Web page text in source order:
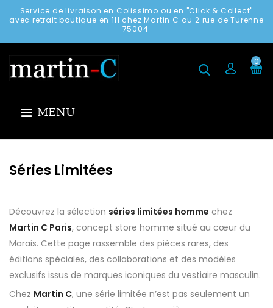
Service de livraison en Colissimo ou en "Click & Collect"
avec retrait boutique en 1H chez Martin C au 2 rue de Turenne
75004
0
MENU
Séries Limitées
Découvrez la sélection séries limitées homme chez
Martin C Paris, concept store homme situé au cœur du
Marais. Cette page rassemble des pièces rares, des
éditions spéciales, des collaborations et des modèles
exclusifs issus de marques iconiques du vestiaire masculin.
Chez Martin C, une série limitée n’est pas seulement un